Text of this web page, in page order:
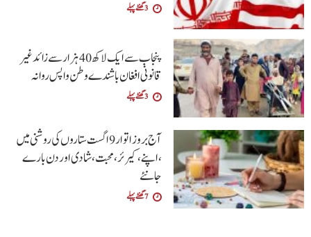
3 گھنٹے پہلے
پنجاب سے ایک لاکھ 40 ہزار سے زائد غیر
قانونی افغان باشندے وطن واپس روانہ
3 گھنٹے پہلے
آج بروز اتوار9 اگست ستاروں کی روشنی میں
،اپنے،کیرئر،محبت ،شادی اور دن بارے
جانئے
7 گھنٹے پہلے